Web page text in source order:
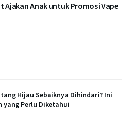
Ajakan Anak untuk Promosi Vape
Hijau Sebaiknya Dihindari? Ini
yang Perlu Diketahui